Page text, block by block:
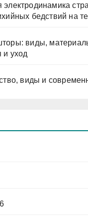
электродинамика
бедствий на
виды,
и уход
виды и